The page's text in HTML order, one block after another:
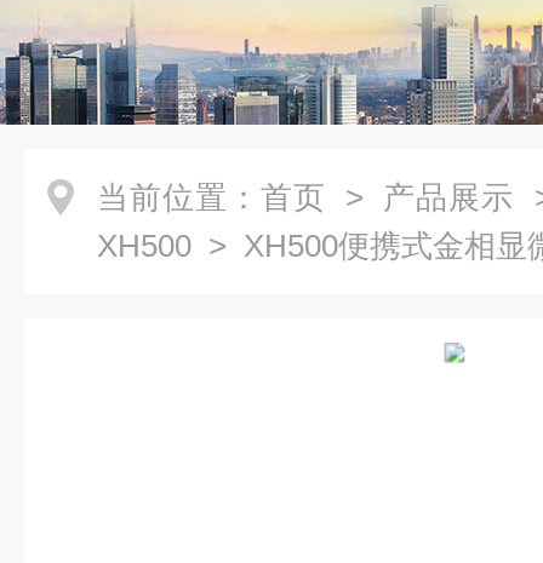
当前位置： 首页 > 产品展示
XH500 > XH500便携式金相显